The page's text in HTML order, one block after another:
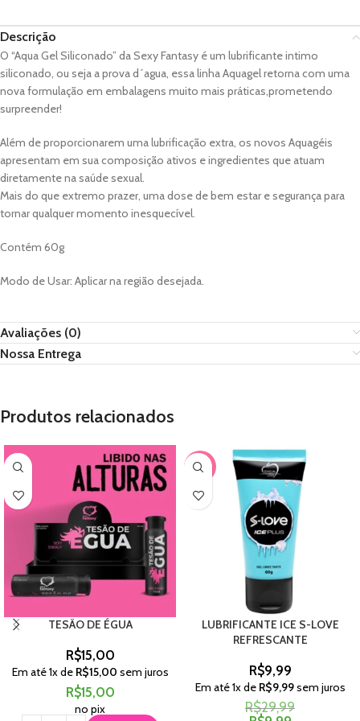
Descrição
O “Aqua Gel Siliconado” da Sexy Fantasy é um lubrificante intimo
siliconado, ou seja a prova d´agua, essa linha Aquagel retorna com uma
nova formulação em embalagens muito mais práticas,prometendo
surpreender!
Além de proporcionarem uma lubrificação extra, os novos Aquagéis
apresentam em sua composição ativos e ingredientes que atuam
diretamente na saúde sexual.
Mais do que extremo prazer, uma dose de bem estar e segurança para
tornar qualquer momento inesquecível.
Contém 60g
Modo de Usar: Aplicar na região desejada.
Avaliações (0)
Nossa Entrega
Produtos relacionados
TESÃO DE ÉGUA
R$15,00
Em até1x de R$15,00 sem juros
R$15,00
no pix
-67%
LUBRIFICANTE ICE S-LOVE
REFRESCANTE
R$9,99
Em até1x de R$9,99sem juros
R$29,99